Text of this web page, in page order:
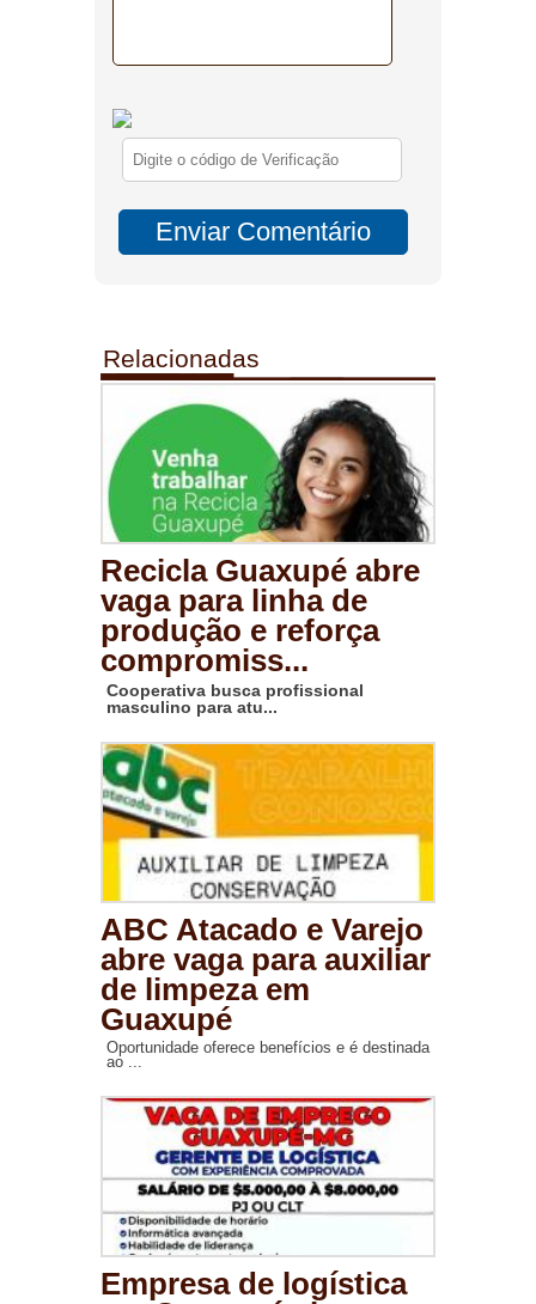
Relacionadas
Recicla Guaxupé abre
vaga para linha de
produção e reforça
compromiss...
Cooperativa busca profissional
masculino para atu...
ABC Atacado e Varejo
abre vaga para auxiliar
de limpeza em
Guaxupé
Oportunidade oferece benefícios e é destinada
ao ...
Empresa de logística